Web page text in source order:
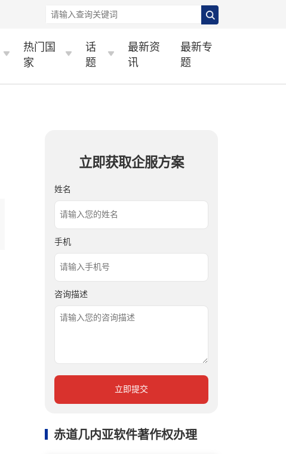
热门国
家
话
题
最新资
讯
最新专
题
立即获取企服方案
姓名
手机
咨询描述
立即提交
赤道几内亚软件著作权办理